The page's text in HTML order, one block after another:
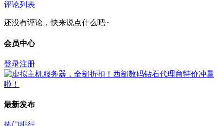
评论列表
还没有评论，快来说点什么吧~
会员中心
登录注册
最新发布